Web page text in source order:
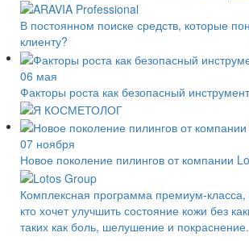
В постоянном поиске средств, которые
клиенту?
06 мая
Факторы роста как безопасный
07 ноября
Новое поколение пилингов от компании
Комплексная программа премиум-
кто хочет улучшить состояние кожи без
таких как боль, шелушение и покраснение.